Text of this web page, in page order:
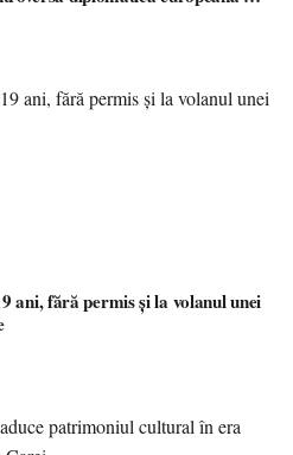
ani, fără permis și la volanul unei